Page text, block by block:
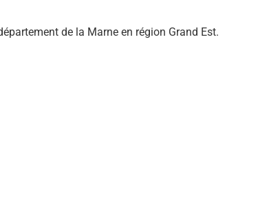
de la Marne en région Grand Est.